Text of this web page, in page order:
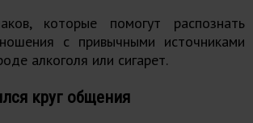
которые помогут распознать
с привычными источниками
алкоголя или сигарет.
круг общения